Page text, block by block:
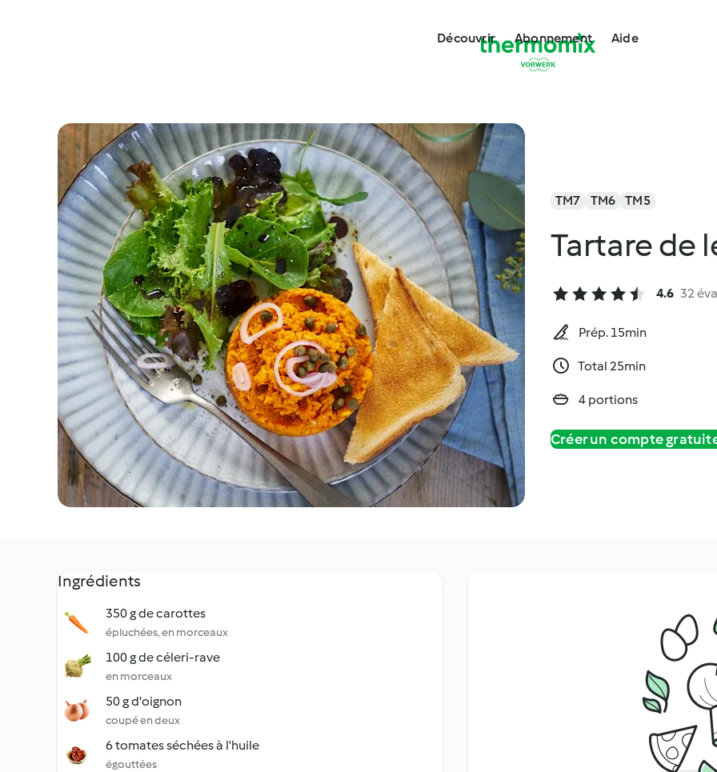
Découvrir Abonnement Aide
TM7 TM6 TM5
Tartare de
4.6 32
Prép. 15min
Total 25min
4 portions
Créer un compte
Ingrédients
350 g de carottes
épluchées, en morceaux
100 g de céleri-rave
en morceaux
50 g d'oignon
coupé en deux
6 tomates séchées à l'huile
égouttées